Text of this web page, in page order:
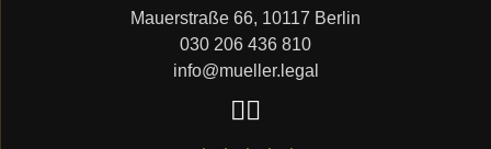
Mauerstraße 66, 10117 Berlin
030 206 436 810
info@mueller.legal